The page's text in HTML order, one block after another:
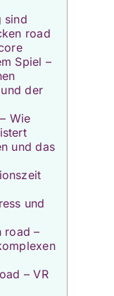
sind
road
Spiel –
der
Wie
und das
und
road –
– VR